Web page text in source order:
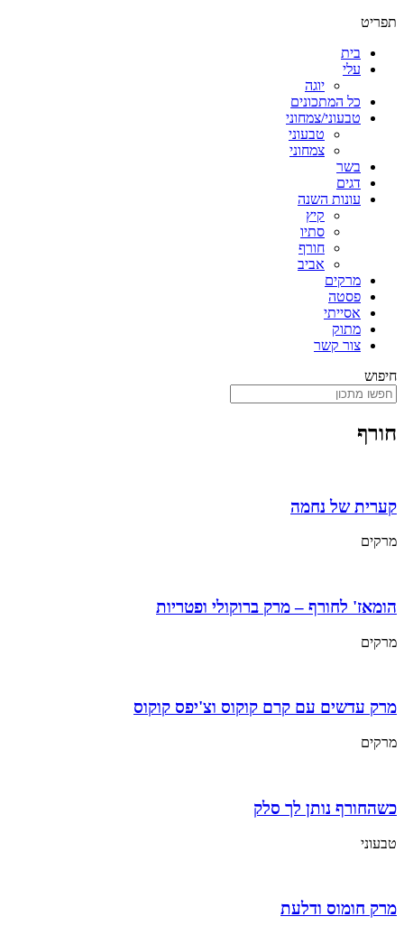
תפריט
בית
עלי
יוגה
כל המתכונים
טבעוני/צמחוני
טבעוני
צמחוני
בשר
דגים
עונות השנה
קיץ
סתיו
חורף
אביב
מרקים
פסטה
אסייתי
מתוק
צור קשר
חיפוש
חורף
קערית של נחמה
מרקים
הומאז' לחורף – מרק ברוקולי ופטריות
מרקים
מרק עדשים עם קרם קוקוס וצ'יפס קוקוס
מרקים
כשהחורף נותן לך סלק
טבעוני
מרק חומוס ודלעת